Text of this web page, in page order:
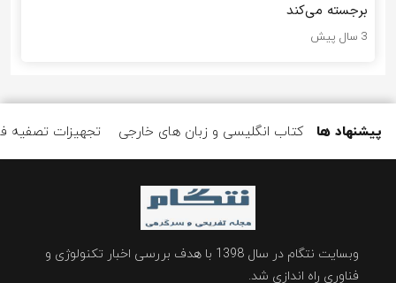
برجسته می‌کند
3 سال پیش
پیشنهاد ها تجهیزات تصفیه کتاب انگلیسی و زبان های خارجی
وبسایت نتگام در سال 1398 با هدف بررسی اخبار تکنولوژی و
فناوری راه اندازی شد.